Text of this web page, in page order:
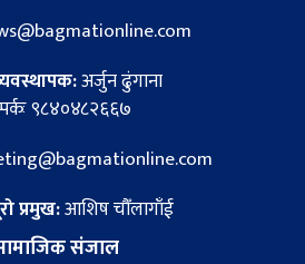
अर्जुन ढुंगाना
९८४०४८२६६७
प्रमुख:आशिष चौँलागाँई
संजाल